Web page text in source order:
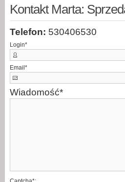
Kontakt Marta:
Telefon: 530406530
Login*
Email *
Wiadomość*